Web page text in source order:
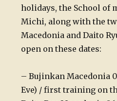
holidays, the School of
Michi, along with the
Macedonia and Daito
open on these dates:
– Bujinkan Macedonia
Eve) / first training on